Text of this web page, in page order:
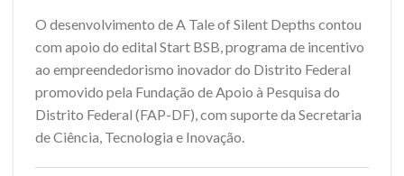
O desenvolvimento de A Tale of Silent Depths contou
com apoio do edital Start BSB, programa de incentivo
ao empreendedorismo inovador do Distrito Federal
promovido pela Fundação de Apoio à Pesquisa do
Distrito Federal (FAP-DF), com suporte da Secretaria
de Ciência, Tecnologia e Inovação.